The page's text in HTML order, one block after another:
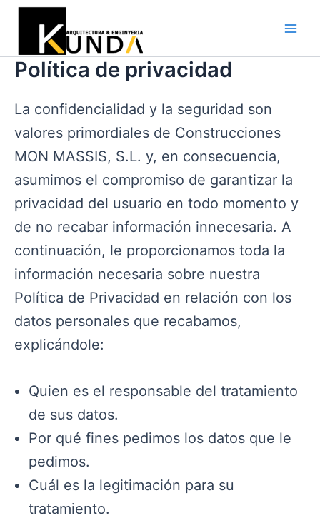
contenido
Política de privacidad
La confidencialidad y la seguridad son
valores primordiales de Construcciones
MON MASSIS, S.L. y, en consecuencia,
asumimos el compromiso de garantizar la
privacidad del usuario en todo momento y
de no recabar información innecesaria. A
continuación, le proporcionamos toda la
información necesaria sobre nuestra
Política de Privacidad en relación con los
datos personales que recabamos,
explicándole:
Quien es el responsable del tratamiento
de sus datos.
Por qué fines pedimos los datos que le
pedimos.
Cuál es la legitimación para su
tratamiento.